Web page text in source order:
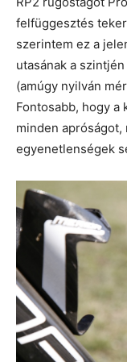
felfüggesztés
szerintem ez a
utasának a
(amúgy nyilván
Fontosabb, hogy
minden apróságot,
egyenetlenségek